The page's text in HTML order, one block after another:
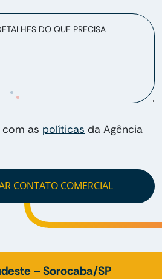
DO QUE PRECISA
as políticas da Agência
CONTATO COMERCIAL
– Sorocaba/SP